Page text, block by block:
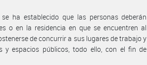
ha establecido que las personas deberán
o en la residencia en que se encuentren al
de concurrir a sus lugares de trabajo y
y espacios públicos, todo ello, con el fin de